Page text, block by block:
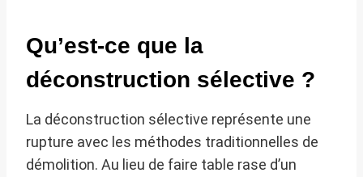
Qu’est-ce que la
déconstruction sélective ?
La déconstruction sélective représente une
rupture avec les méthodes traditionnelles de
démolition. Au lieu de faire table rase d’un